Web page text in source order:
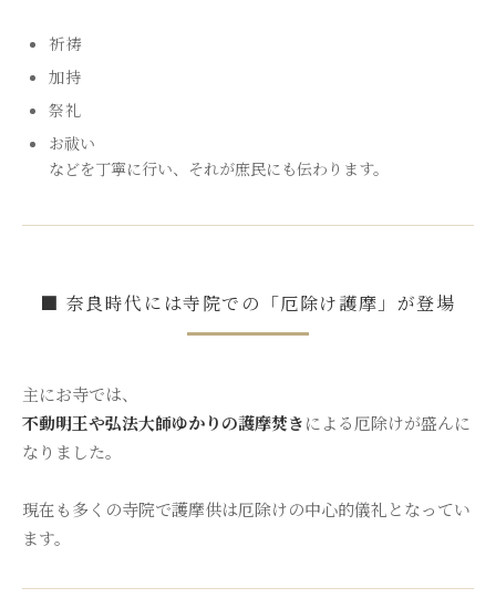
祈祷
加持
祭礼
お祓い
などを丁寧に行い、それが庶民にも伝わります。
■ 奈良時代には寺院での「厄除け護摩」が登場
主にお寺では、
不動明王や弘法大師ゆかりの護摩焚きによる厄除けが盛んに
なりました。
現在も多くの寺院で護摩供は厄除けの中心的儀礼となってい
ます。